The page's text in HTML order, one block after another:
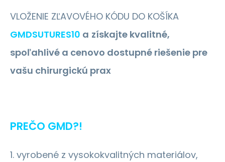
VLOŽENIE ZĽAVOVÉHO KÓDU DO KOŠÍKA
GMDSUTURES10 a získajte kvalitné,
spoľahlivé a cenovo dostupné riešenie pre
vašu chirurgickú prax
PREČO GMD?!
1. vyrobené z vysokokvalitných materiálov,